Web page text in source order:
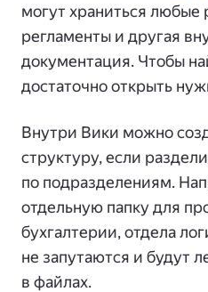
могут храниться любые
регламенты и другая
документация. Чтобы
достаточно открыть
Внутри Вики можно
структуру, если
по подразделениям.
отдельную папку для
бухгалтерии, отдела
не запутаются и будут
в файлах.